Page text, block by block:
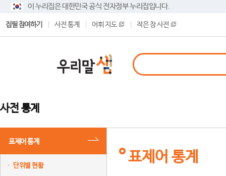
이 누리집은 대한민국 공식 전자정부 누리집입니다.
집필 참여하기 사전 통계 어휘 지도 작은 창 사전
사전 통계
표제어 통계
단위별 현황
표제어 통계